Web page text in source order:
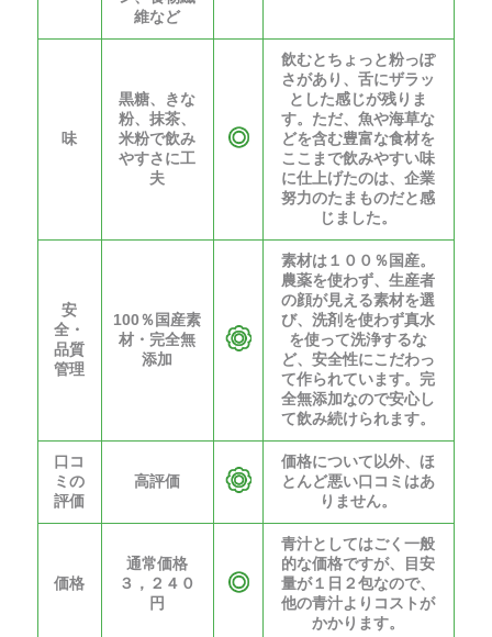
維など
味
黒糖、きな
粉、抹茶、
米粉で飲み
やすさに工
夫
飲むとちょっと粉っぽ
さがあり、舌にザラッ
とした感じが残りま
す。ただ、魚や海草な
どを含む豊富な食材を
ここまで飲みやすい味
に仕上げたのは、企業
努力のたまものだと感
じました。
安
全・
品質
管理
100％国産素
材・完全無
添加
素材は１００％国産。
農薬を使わず、生産者
の顔が見える素材を選
び、洗剤を使わず真水
を使って洗浄するな
ど、安全性にこだわっ
て作られています。完
全無添加なので安心し
て飲み続けられます。
口コ
ミの
評価
高評価
価格について以外、ほ
とんど悪い口コミはあ
りません。
価格
通常価格
３，２４０
円
青汁としてはごく一般
的な価格ですが、目安
量が１日２包なので、
他の青汁よりコストが
かかります。